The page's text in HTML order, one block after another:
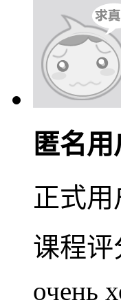
匿名用
正式用
课程评
очень